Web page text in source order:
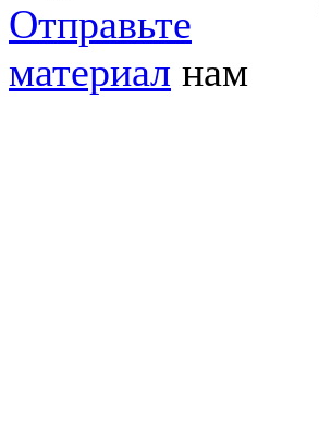
Отправьте
материал нам